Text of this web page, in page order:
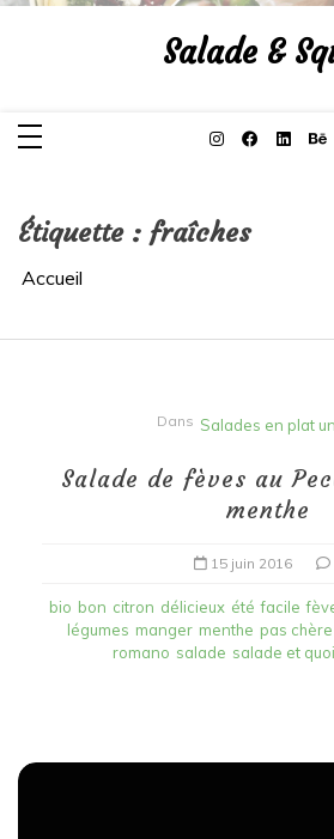
Aller
Salade &
Étiquette : fraîches
Accueil
Dans Salades en plat
Salade de fèves au
menthe
15 juin 2016
bio bon citron délicieux été facile
légumes manger menthe pas chère
romano salade salade et quoi